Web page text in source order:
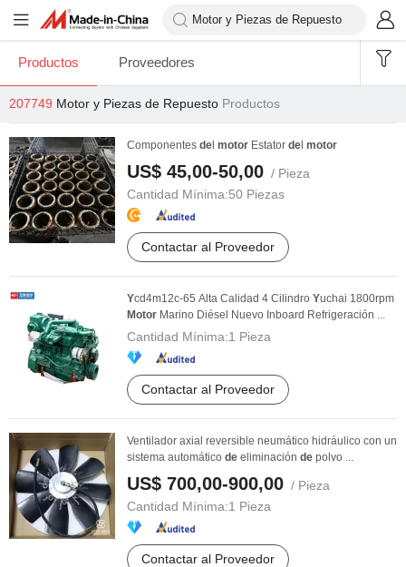
Productos Proveedores
207749 Motor y Piezas de Repuesto Productos
Componentes de motor Estator de motor
US$ 45,00-50,00 / Pieza
Cantidad Mínima:50 Piezas
Contactar al Proveedor
Ycd4m12c-65 Alta Calidad 4 Cilindro Yuchai 1800rpm
Motor Marino Diésel Nuevo Inboard Refrigeración ...
Cantidad Mínima:1 Pieza
Contactar al Proveedor
Ventilador axial reversible neumático hidráulico con un
sistema automático de eliminación de polvo ...
US$ 700,00-900,00 / Pieza
Cantidad Mínima:1 Pieza
Contactar al Proveedor